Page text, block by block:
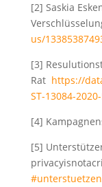
[2] Saskia
us/
[3]
Rat https://
ST-13084-
[4]
[5]